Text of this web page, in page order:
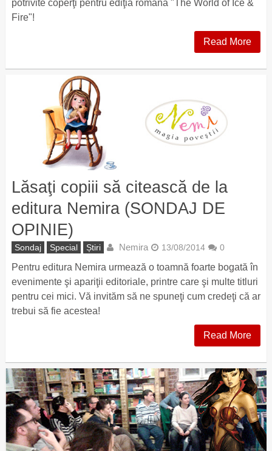
potrivite coperţi pentru ediţia română "The World of Ice &
Fire"!
Read More
Lăsaţi copiii să citească de la
editura Nemira (SONDAJ DE
OPINIE)
Sondaj Special Știri Nemira 13/08/2014 0
Pentru editura Nemira urmează o toamnă foarte bogată în
evenimente şi apariţii editoriale, printre care şi multe titluri
pentru cei mici. Vă invităm să ne spuneţi cum credeţi că ar
trebui să fie acestea!
Read More